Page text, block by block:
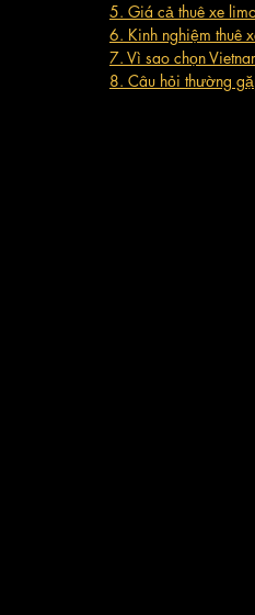
5. Giá cả thuê xe
6. Kinh nghiệm thuê
7. Vì sao chọn
8. Câu hỏi thường